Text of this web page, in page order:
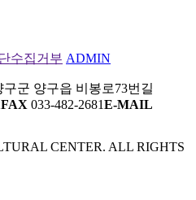
수집거부 ADMIN
군 양구읍 비봉로73번길
FAX 033-482-2681E-MAIL
CENTER. ALL RIGHTS